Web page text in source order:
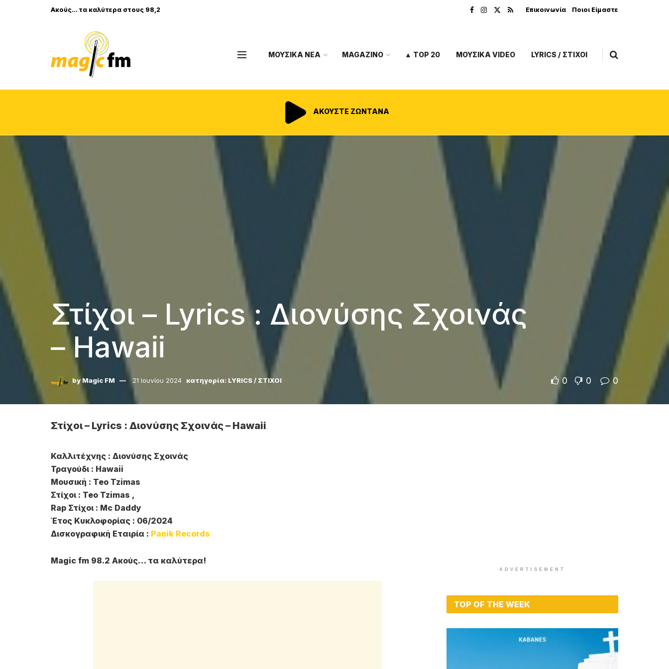
Ακούς... τα καλύτερα στους 98,2 Επικοινωνία Ποιοι Είμαστε
ΜΟΥΣΙΚΑ ΝΕΑ MAGAZINO ▲ TOP 20 ΜΟΥΣΙΚΑ VIDEO LYRICS / ΣΤΙΧΟΙ
ΑΚΟΥΣΤΕ ΖΩΝΤΑΝΑ
Στίχοι – Lyrics : Διονύσης Σχοινάς
– Hawaii
by Magic FM 21 Ιουνίου 2024 κατηγορία: LYRICS / ΣΤΙΧΟΙ 0 0 0
Στίχοι – Lyrics : Διονύσης Σχοινάς – Hawaii
Καλλιτέχνης : Διονύσης Σχοινάς
Τραγούδι : Hawaii
Μουσική : Teo Tzimas
Στίχοι : Teo Tzimas ,
Rap Στίχοι : Mc Daddy
Έτος Κυκλοφορίας : 06/2024
Δισκογραφική Εταιρία : Panik Records
Magic fm 98.2 Ακούς… τα καλύτερα!
ADVERTISEMENT
TOP OF THE WEEK